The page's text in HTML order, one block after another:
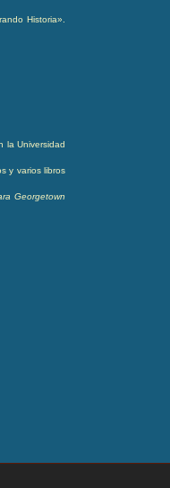
Historia».
la Universidad
y varios libros
Georgetown